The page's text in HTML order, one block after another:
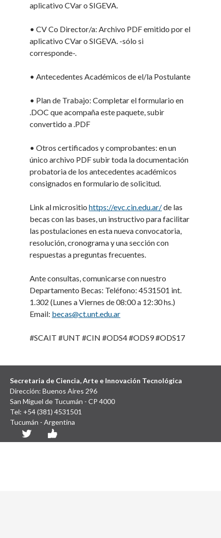
aplicativo CVar o SIGEVA.
• CV Co Director/a: Archivo PDF emitido por el
aplicativo CVar o SIGEVA. -sólo si
corresponde-.
• Antecedentes Académicos de el/la Postulante
• Plan de Trabajo: Completar el formulario en
.DOC que acompaña este paquete, subir
convertido a .PDF
• Otros certificados y comprobantes: en un
único archivo PDF subir toda la documentación
probatoria de los antecedentes académicos
consignados en formulario de solicitud.
Link al micrositiohttps://evc.cin.edu.ar/de las
becas con las bases, un instructivo para facilitar
las postulaciones en esta nueva convocatoria,
resolución, cronograma y una sección con
respuestas a preguntas frecuentes.
Ante consultas, comunicarse con nuestro
Departamento Becas: Teléfono: 4531501 int.
1.302 (Lunes a Viernes de 08:00 a 12:30 hs.)
Email: becas@ct.unt.edu.ar
#SCAIT #UNT #CIN #ODS4 #ODS9 #ODS17
Secretaria de Ciencia, Arte e Innovación Tecnológica
Dirección: Buenos Aires 296
San Miguel de Tucumán - CP 4000
Tel: +54 (381) 4531501
Tucumán - Argentina